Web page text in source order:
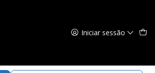
Iniciar sessão